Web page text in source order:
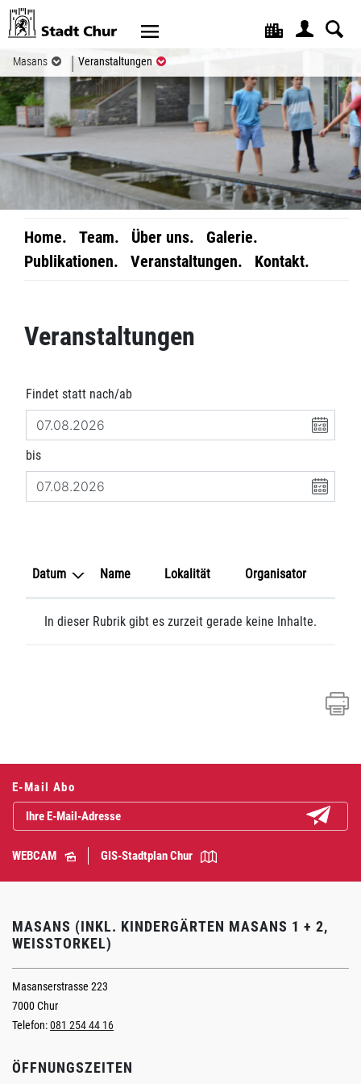
Kopfzeile
Masans Veranstaltungen (ausgewählt)
Home. Team. Über uns.
Galerie.
Publikationen.
Veranstaltungen. Kontakt.
Inhalt
Veranstaltungen
Findet statt nach/ab
bis
Datum Name Lokalität Organisator
In dieser Rubrik gibt es zurzeit gerade keine Inhalte.
E-Mail Abo
WEBCAM GIS-Stadtplan Chur
MASANS (INKL. KINDERGÄRTEN MASANS 1 + 2,
WEISSTORKEL)
Masanserstrasse 223
7000 Chur
Telefon:081 254 44 16
ÖFFNUNGSZEITEN